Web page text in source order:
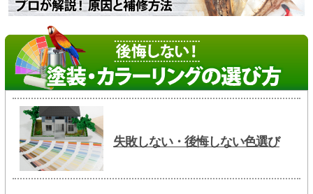
失敗しない・後悔しない色選び